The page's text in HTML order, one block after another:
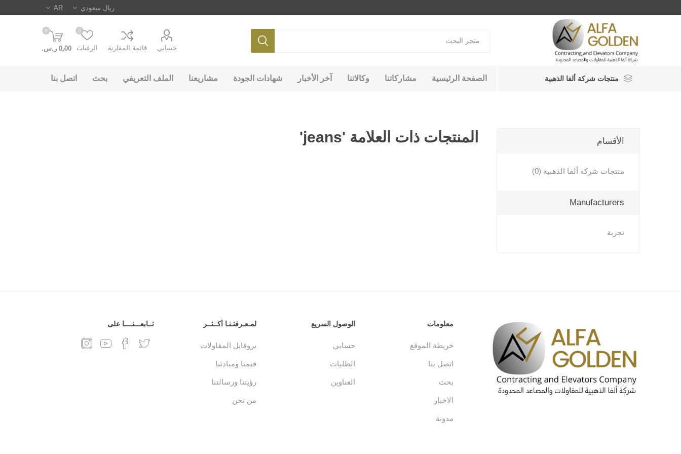
حسابي قائمة المقارنة الرغبات
0
0
0٫00 ر.س.‏
منتجات شركة ألفا الذهبية الصفحة الرئيسية مشاركاتنا وكالاتنا آخر الأخبار شهادات الجودة مشاريعنا الملف التعريفي بحث اتصل بنا
المنتجات ذات العلامة 'jeans' الأقسام
منتجات شركة ألفا الذهبية (0)
Manufacturers
تجربة
معلومات
خريطة الموقع
اتصل بنا
بحث
الاخبار
مدونة
الوصول السريع
حسابي
الطلبات
العناوين
لمـعـرفتـنـا أكــثــر
بروفايل المقاولات
قيمنا ومبادئنا
رؤيتنا ورسالتنا
من نحن
تــابعـــنــــا على